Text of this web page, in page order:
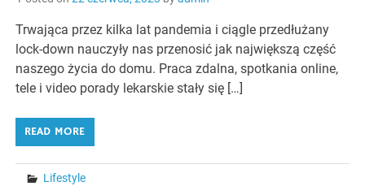
Trwająca przez kilka lat pandemia i ciągle przedłużany
lock-down nauczyły nas przenosić jak największą część
naszego życia do domu. Praca zdalna, spotkania online,
tele i video porady lekarskie stały się […]
READ MORE
Lifestyle